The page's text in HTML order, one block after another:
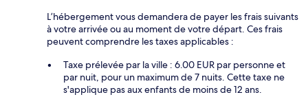
L’hébergement vous demandera de payer les frais suivants
à votre arrivée ou au moment de votre départ. Ces frais
peuvent comprendre les taxes applicables :
Taxe prélevée par la ville : 6.00 EUR par personne et
par nuit, pour un maximum de 7 nuits. Cette taxe ne
s'applique pas aux enfants de moins de 12 ans.